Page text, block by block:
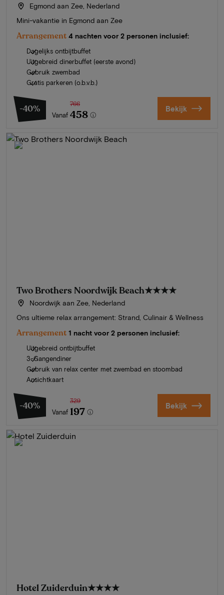
Egmond aan Zee, Nederland
Mini-vakantie in Egmond aan Zee
Arrangement 4 nachten voor 2 personen inclusief:
Dagelijks ontbijtbuffet
Uitgebreid dinerbuffet (eerste avond)
Gebruik zwembad
Gratis parkeren (o.b.v.b.)
-40%
Vanaf
766
458 Bekijk
Two Brothers Noordwijk Beach★★★★
Noordwijk aan Zee, Nederland
Ons ultieme relax arrangement: Strand, Culinair & Wellness
Arrangement 1 nacht voor 2 personen inclusief:
Uitgebreid ontbijtbuffet
3-Gangendiner
Gebruik van relax center met zwembad en stoombad
Ansichtkaart
-40%
Vanaf
329
197 Bekijk
Hotel Zuiderduin★★★★